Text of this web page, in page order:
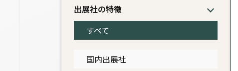
出展社の特徴
すべて
国内出展社